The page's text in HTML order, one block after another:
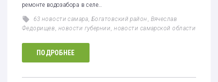
ремонте водозабора в селе…
63 новости самара,Богатовский район , Вячеслав
Федорищев, новости губернии,новости самарской области
ПОДРОБНЕЕ